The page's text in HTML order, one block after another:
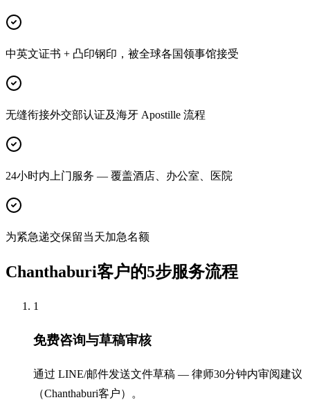
中英文证书 + 凸印钢印，被全球各国领事馆接受
无缝衔接外交部认证及海牙 Apostille 流程
24小时内上门服务 — 覆盖酒店、办公室、医院
为紧急递交保留当天加急名额
Chanthaburi客户的5步服务流程
1
免费咨询与草稿审核
通过 LINE/邮件发送文件草稿 — 律师30分钟内审阅建议
（Chanthaburi客户）。